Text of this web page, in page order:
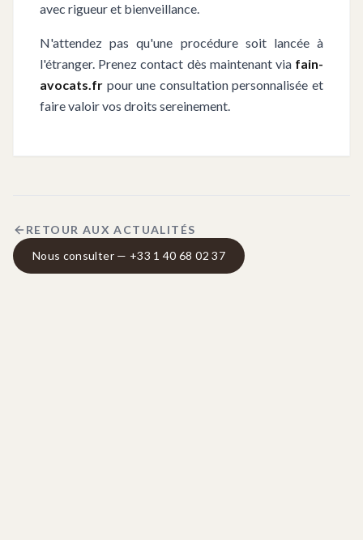
avec rigueur et bienveillance.
N'attendez pas qu'une procédure soit lancée à
l'étranger. Prenez contact dès maintenant via fain-
avocats.fr pour une consultation personnalisée et
faire valoir vos droits sereinement.
RETOUR AUX ACTUALITÉS
Nous consulter — +33 1 40 68 02 37